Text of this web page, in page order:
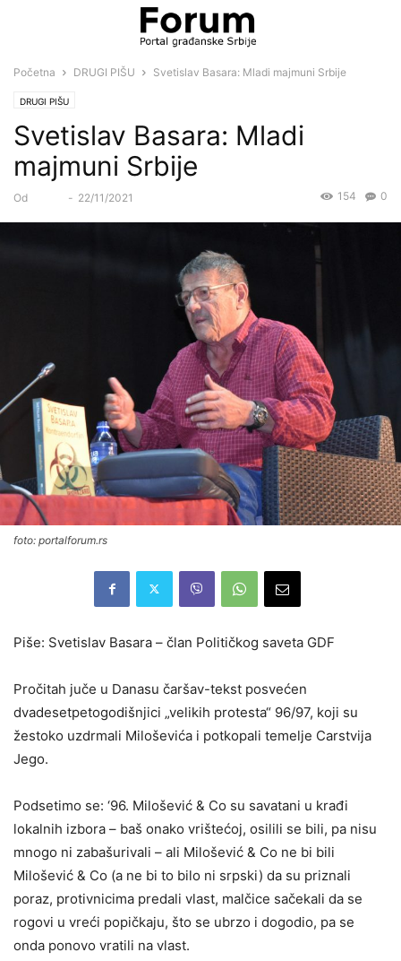
Početna DRUGI PIŠU Svetislav Basara: Mladi majmuni Srbije
DRUGI PIŠU
Svetislav Basara: Mladi
majmuni Srbije
Od - 22/11/2021 0
154
foto: portalforum.rs
Piše: Svetislav Basara – član Političkog saveta GDF
Pročitah juče u Danasu čaršav-tekst posvećen
dvadesetpetogodišnjici „velikih protesta“ 96/97, koji su
žestoko uzdrmali Miloševića i potkopali temelje Carstvija
Jego.
Podsetimo se: ‘96. Milošević & Co su savatani u krađi
lokalnih izbora – baš onako vrištećoj, osilili se bili, pa nisu
mnogo ni zabašurivali – ali Milošević & Co ne bi bili
Milošević & Co (a ne bi to bilo ni srpski) da su priznali
poraz, protivnicima predali vlast, malčice sačekali da se
rogovi u vreći popičkaju, što se ubrzo i dogodio, pa se
onda ponovo vratili na vlast.